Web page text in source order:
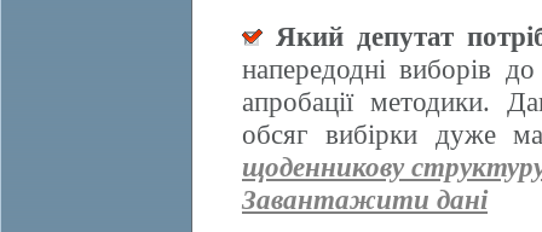
Який депутат
напередодні виборів
апробації методики.
обсяг вибірки дуже
щоденникову
Завантажити дані